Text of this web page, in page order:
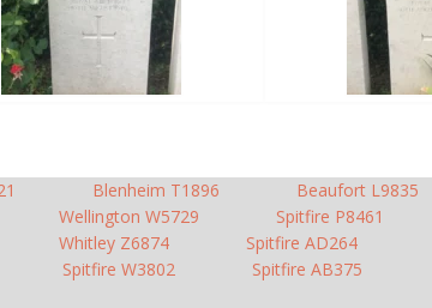
Blenheim T1896 Beaufort L9835
Wellington W5729 Spitfire P8461
Whitley Z6874 Spitfire AD264
Spitfire W3802 Spitfire AB375